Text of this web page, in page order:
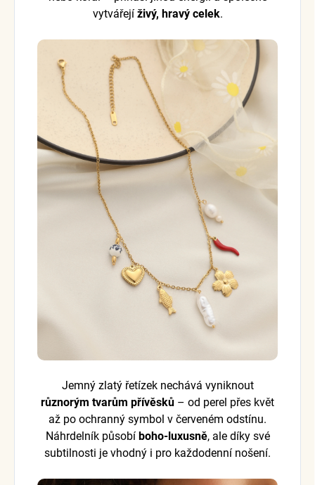
vytvářejí živý, hravý celek.
Jemný zlatý řetízek nechává vyniknout
různorým tvarům přívěsků – od perel přes květ
až po ochranný symbol v červeném odstínu.
Náhrdelník působí boho-luxusně, ale díky své
subtilnosti je vhodný i pro každodenní nošení.